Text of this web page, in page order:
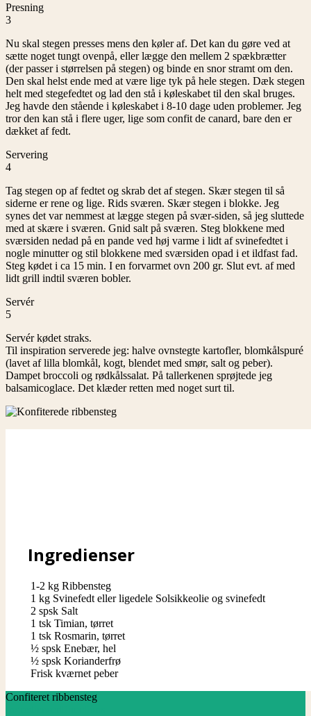
Presning
3
Nu skal stegen presses mens den køler af. Det kan du gøre ved at
sætte noget tungt ovenpå, eller lægge den mellem 2 spækbrætter
(der passer i størrelsen på stegen) og binde en snor stramt om den.
Den skal helst ende med at være lige tyk på hele stegen. Dæk stegen
helt med stegefedtet og lad den stå i køleskabet til den skal bruges.
Jeg havde den stående i køleskabet i 8-10 dage uden problemer. Jeg
tror den kan stå i flere uger, lige som confit de canard, bare den er
dækket af fedt.
Servering
4
Tag stegen op af fedtet og skrab det af stegen. Skær stegen til så
siderne er rene og lige. Rids sværen. Skær stegen i blokke. Jeg
synes det var nemmest at lægge stegen på svær-siden, så jeg sluttede
med at skære i sværen. Gnid salt på sværen. Steg blokkene med
sværsiden nedad på en pande ved høj varme i lidt af svinefedtet i
nogle minutter og stil blokkene med sværsiden opad i et ildfast fad.
Steg kødet i ca 15 min. I en forvarmet ovn 200 gr. Slut evt. af med
lidt grill indtil sværen bobler.
Servér
5
Servér kødet straks.
Til inspiration serverede jeg: halve ovnstegte kartofler, blomkålspuré
(lavet af lilla blomkål, kogt, blendet med smør, salt og peber).
Dampet broccoli og rødkålssalat. På tallerkenen sprøjtede jeg
balsamicoglace. Det klæder retten med noget surt til.
Ingredienser
1-2 kg Ribbensteg
1 kg Svinefedt eller ligedele Solsikkeolie og svinefedt
2 spsk Salt
1 tsk Timian, tørret
1 tsk Rosmarin, tørret
½ spsk Enebær, hel
½ spsk Korianderfrø
Frisk kværnet peber
Confiteret ribbensteg